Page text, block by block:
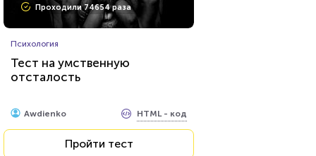
Тест на знание персонажей
сериалов от Netflix
Пройти тест
Проходили 74654 раза
Психология
Тест на умственную
отсталость
Awdienko HTML - код
Пройти тест